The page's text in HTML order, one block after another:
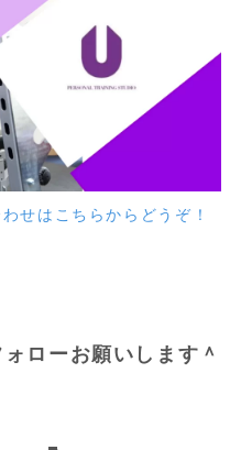
せはこちらからどうぞ！
ローお願いします＾